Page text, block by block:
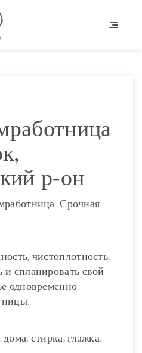
р-он
Срочная
чистоплотность.
и спланировать свой
одновременно
стирка, глажка.